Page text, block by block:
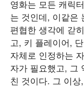
영화는 모든 캐릭
는 것인데, 이같은
편협한 생각에 갇
고, 키 플레이어,
자체로 인정하는
자가 필요했고, 그
친 것이다. 그 이